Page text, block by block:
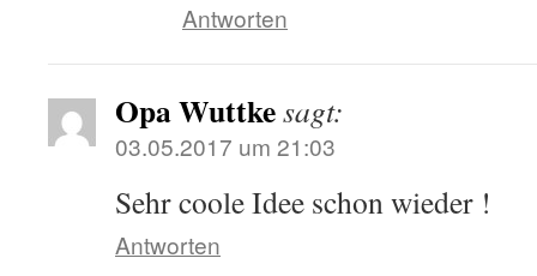
Antworten
Opa Wuttkesagt:
03.05.2017 um 21:03
Sehr coole Idee schon wieder !
Antworten